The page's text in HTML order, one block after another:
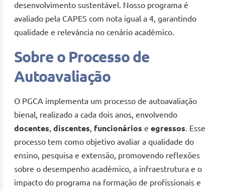
desenvolvimento sustentável. Nosso programa é
avaliado pela CAPES com nota igual a 4, garantindo
qualidade e relevância no cenário acadêmico.
Sobre o Processo de
Autoavaliação
O PGCA implementa um processo de autoavaliação
bienal, realizado a cada dois anos, envolvendo
docentes, discentes, funcionários e egressos. Esse
processo tem como objetivo avaliar a qualidade do
ensino, pesquisa e extensão, promovendo reflexões
sobre o desempenho acadêmico, a infraestrutura e o
impacto do programa na formação de profissionais e